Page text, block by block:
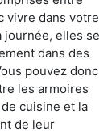
vivre dans votre
journée, elles se
dans des
pouvez donc
les armoires
cuisine et la
de leur